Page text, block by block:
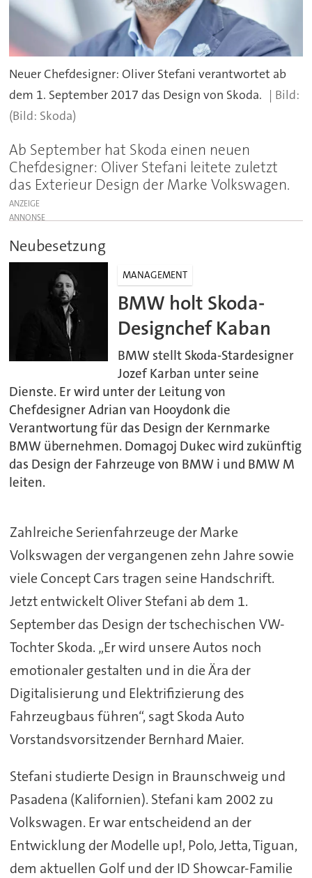
Neuer Chefdesigner: Oliver Stefani verantwortet ab
dem 1. September 2017 das Design von Skoda.
(Bild: Skoda)
Ab September hat Skoda einen neuen
Chefdesigner: Oliver Stefani leitete zuletzt
das Exterieur Design der Marke Volkswagen.
ANZEIGE
Neubesetzung
MANAGEMENT
BMW holt Skoda-
Designchef Kaban
BMW stellt Skoda-Stardesigner
Jozef Karban unter seine
Dienste. Er wird unter der Leitung von
Chefdesigner Adrian van Hooydonk die
Verantwortung für das Design der Kernmarke
BMW übernehmen. Domagoj Dukec wird zukünftig
das Design der Fahrzeuge von BMW i und BMW M
leiten.
Zahlreiche Serienfahrzeuge der Marke
Volkswagen der vergangenen zehn Jahre sowie
viele Concept Cars tragen seine Handschrift.
Jetzt entwickelt Oliver Stefani ab dem 1.
September das Design der tschechischen VW-
Tochter Skoda. „Er wird unsere Autos noch
emotionaler gestalten und in die Ära der
Digitalisierung und Elektrifizierung des
Fahrzeugbaus führen“, sagt Skoda Auto
Vorstandsvorsitzender Bernhard Maier.
Stefani studierte Design in Braunschweig und
Pasadena (Kalifornien). Stefani kam 2002 zu
Volkswagen. Er war entscheidend an der
Entwicklung der Modelle up!, Polo, Jetta, Tiguan,
dem aktuellen Golf und der ID Showcar-Familie